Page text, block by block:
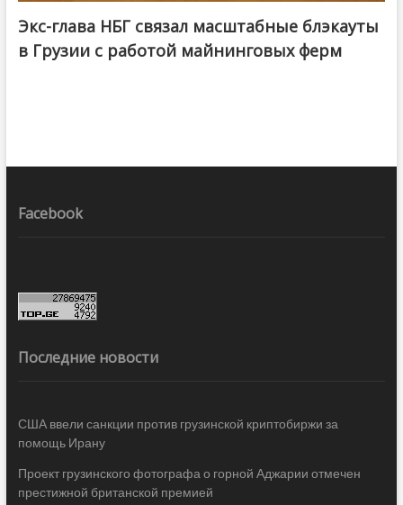
Экс-глава НБГ связал масштабные блэкауты
в Грузии с работой майнинговых ферм
Facebook
Последние новости
США ввели санкции против грузинской криптобиржи за
помощь Ирану
Проект грузинского фотографа о горной Аджарии отмечен
престижной британской премией